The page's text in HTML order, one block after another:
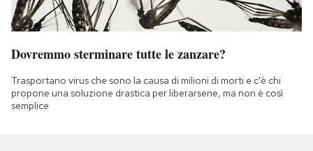
Dovremmo sterminare tutte le zanzare?
Trasportano virus che sono la causa di milioni di morti e c'è chi
propone una soluzione drastica per liberarsene, ma non è così
semplice